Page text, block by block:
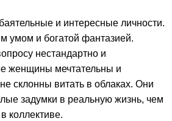
и интересные личности.
умом и богатой фантазией.
нестандартно и
женщины мечтательны и
склонны витать в облаках. Они
задумки в реальную жизнь, чем
коллективе.